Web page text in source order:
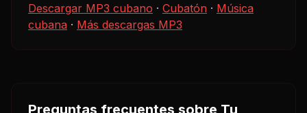
Descargar MP3 cubano · Cubatón · Música
cubana · Más descargas MP3
Preguntas frecuentes sobre Tu